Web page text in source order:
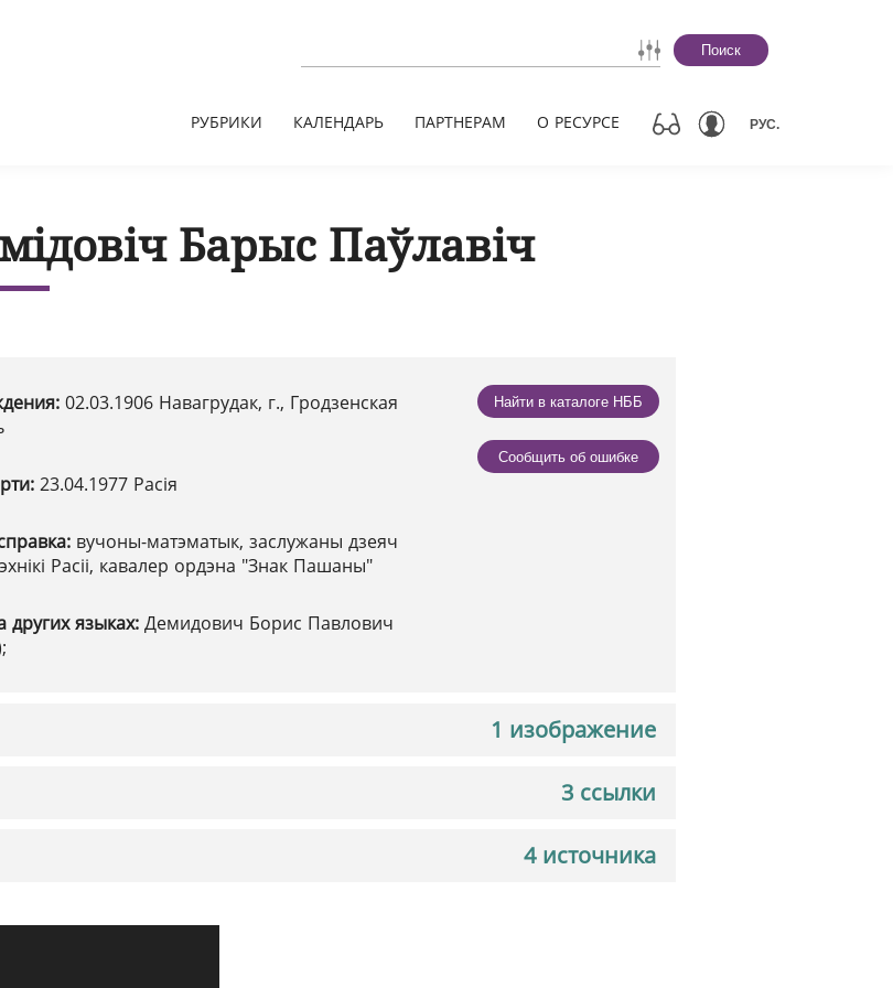
Поиск
РУБРИКИ КАЛЕНДАРЬ ПАРТНЕРАМ О РЕСУРСЕ РУС.
Барыс Паўлавіч
02.03.1906 Навагрудак, г., Гродзенская
23.04.1977 Расія
вучоны-матэматык, заслужаны дзеяч
Расіі, кавалер ордэна "Знак Пашаны"
других языках: Демидович Борис Павлович
Найти в каталоге НББ
Сообщить об ошибке
1 изображение
3 ссылки
4 источника